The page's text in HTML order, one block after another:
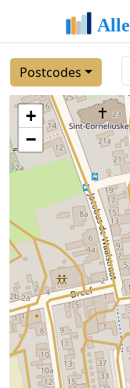
Postcodes
+
−